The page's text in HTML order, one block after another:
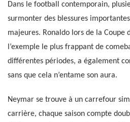
Dans le football contemporain,
surmonter des blessures
majeures. Ronaldo lors de la Coupe
l’exemple le plus frappant de
différentes périodes, a également
sans que cela n’entame son aura.
Neymar se trouve à un carrefour
carrière, chaque saison compte